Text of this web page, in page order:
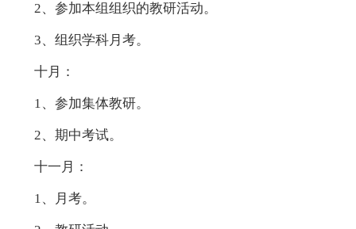
2、参加本组组织的教研活动。
3、组织学科月考。
十月：
1、参加集体教研。
2、期中考试。
十一月：
1、月考。